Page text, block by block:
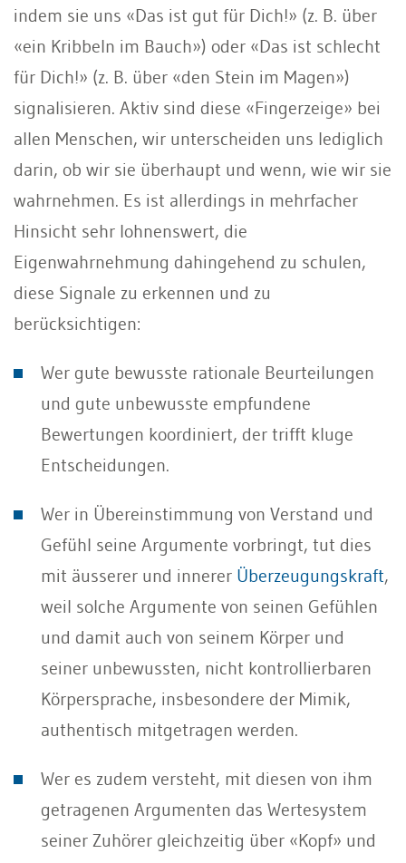
indem sie uns «Das ist gut für Dich!» (z. B. über
«ein Kribbeln im Bauch») oder «Das ist schlecht
für Dich!» (z. B. über «den Stein im Magen»)
signalisieren. Aktiv sind diese «Fingerzeige» bei
allen Menschen, wir unterscheiden uns lediglich
darin, ob wir sie überhaupt und wenn, wie wir sie
wahrnehmen. Es ist allerdings in mehrfacher
Hinsicht sehr lohnenswert, die
Eigenwahrnehmung dahingehend zu schulen,
diese Signale zu erkennen und zu
berücksichtigen:
Wer gute bewusste rationale Beurteilungen
und gute unbewusste empfundene
Bewertungen koordiniert, der trifft kluge
Entscheidungen.
Wer in Übereinstimmung von Verstand und
Gefühl seine Argumente vorbringt, tut dies
mit äusserer und innerer Überzeugungskraft,
weil solche Argumente von seinen Gefühlen
und damit auch von seinem Körper und
seiner unbewussten, nicht kontrollierbaren
Körpersprache, insbe­sondere der Mimik,
authentisch mitgetragen werden.
Wer es zudem versteht, mit diesen von ihm
getragenen Argumenten das Wertesystem
seiner Zuhörer gleichzeitig über «Kopf» und